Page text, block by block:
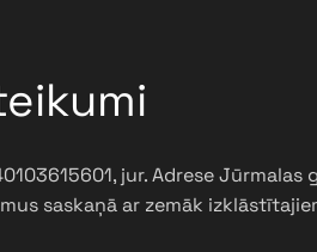
jur. Adrese
saskaņā ar zemāk